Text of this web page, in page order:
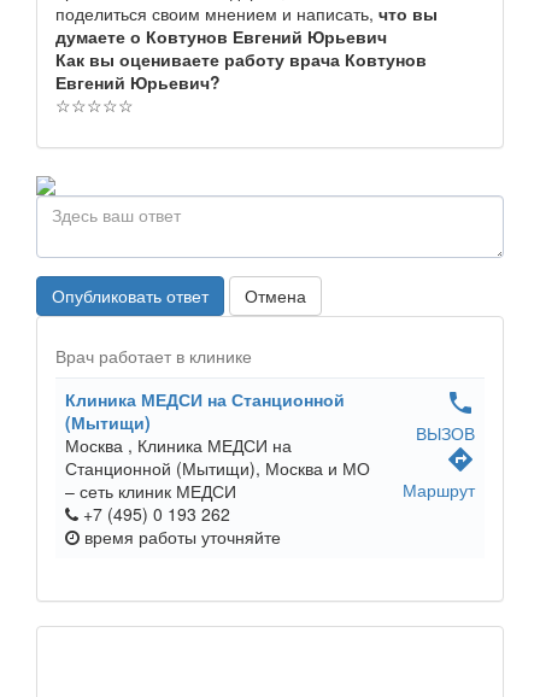
поделиться своим мнением и написать, что вы
думаете о Ковтунов Евгений Юрьевич
Как вы оцениваете работу врача Ковтунов
Евгений Юрьевич?
☆☆☆☆☆
Опубликовать ответ Отмена
Врач работает в клинике
Клиника МЕДСИ на Станционной
(Мытищи)
Москва , Клиника МЕДСИ на
Станционной (Мытищи), Москва и МО
– сеть клиник МЕДСИ
+7 (495) 0 193 262
время работы уточняйте
phone
ВЫЗОВ
directions
Маршрут